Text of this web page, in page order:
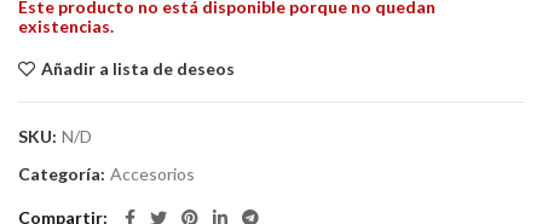
Este producto no está disponible porque no quedan
existencias.
Añadir a lista de deseos
SKU: N/D
Categoría: Accesorios
Compartir